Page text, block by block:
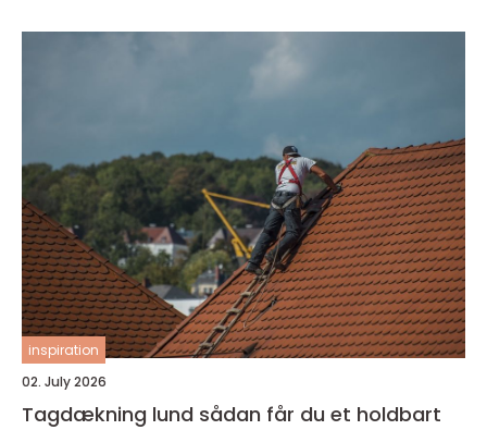
inspiration
02. July 2026
Tagdækning lund sådan får du et holdbart